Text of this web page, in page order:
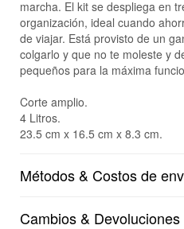
marcha. El kit se despliega en
organización, ideal cuando
de viajar. Está provisto de un
colgarlo y que no te moleste y
pequeños para la máxima
Corte amplio.
4 Litros.
23.5 cm x 16.5 cm x 8.3 cm.
Métodos & Costos de
Cambios & Devoluciones